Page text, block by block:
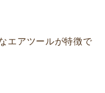
エアツールが特徴で